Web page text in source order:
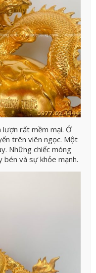
lượn rất mềm mại. Ở
trên viên ngọc. Một
Những chiếc móng
bén và sự khỏe mạnh.